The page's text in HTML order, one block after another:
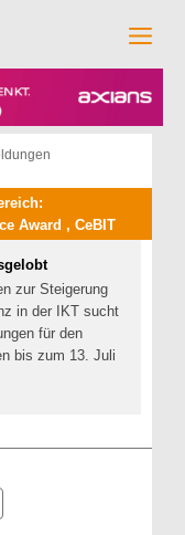
Award , CeBIT
zur Steigerung
in der IKT sucht
für den
bis zum 13. Juli